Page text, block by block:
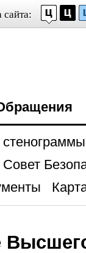
сайта:
Совет